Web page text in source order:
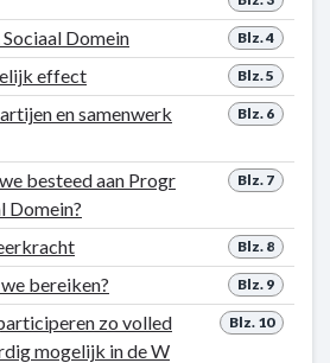
Blz. 4
Domein
Blz. 5
effect
Blz. 6
en samenwerk
Blz. 7
besteed aan Progr
Domein?
Blz. 8
Blz. 9
bereiken?
Blz. 10
zo volled
mogelijk in de W